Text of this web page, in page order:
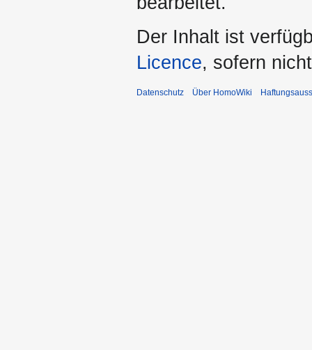
Der Inhalt ist
Licence, sofern
Datenschutz Über HomoWiki